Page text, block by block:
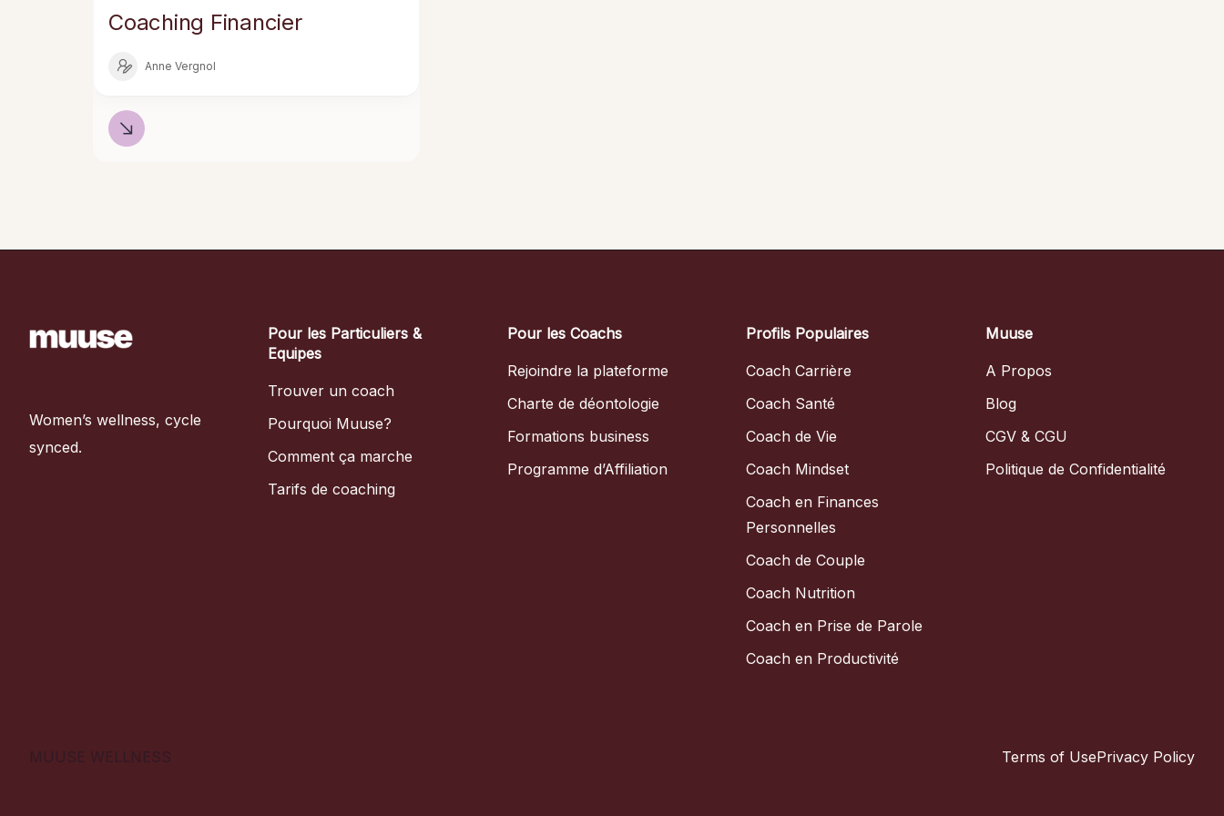
Coaching Financier
Anne Vergnol
Women’s wellness, cycle
synced.
Pour les Particuliers &
Equipes
Trouver un coach
Pourquoi Muuse?
Comment ça marche
Tarifs de coaching
Pour les Coachs
Rejoindre la plateforme
Charte de déontologie
Formations business
Programme d’Affiliation
Profils Populaires
Coach Carrière
Coach Santé
Coach de Vie
Coach Mindset
Coach en Finances
Personnelles
Coach de Couple
Coach Nutrition
Coach en Prise de Parole
Coach en Productivité
Muuse
A Propos
Blog
CGV & CGU
Politique de Confidentialité
MUUSE WELLNESS Terms of UsePrivacy Policy